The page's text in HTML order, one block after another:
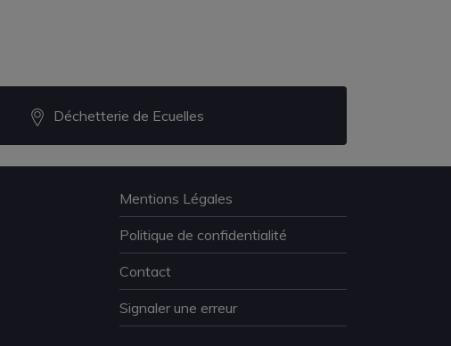
Déchetterie de Ecuelles
Mentions Légales
Politique de confidentialité
Contact
Signaler une erreur